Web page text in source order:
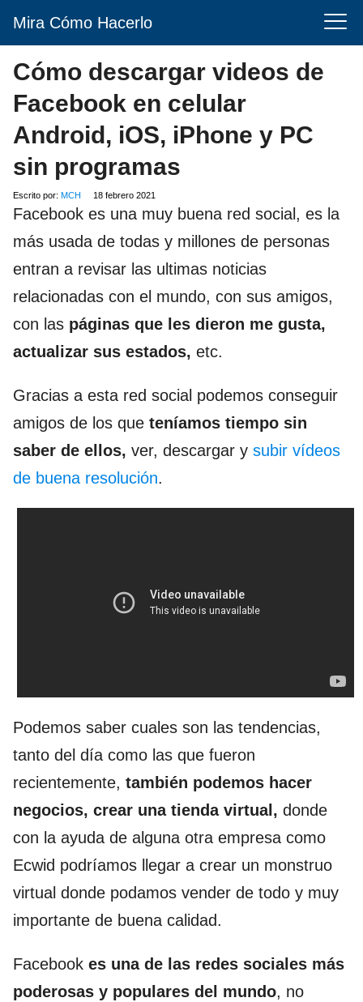
Mira Cómo Hacerlo
Cómo descargar videos de
Facebook en celular
Android, iOS, iPhone y PC
sin programas
Escrito por: MCH 18 febrero 2021
Facebook es una muy buena red social, es la
más usada de todas y millones de personas
entran a revisar las ultimas noticias
relacionadas con el mundo, con sus amigos,
con las páginas que les dieron me gusta,
actualizar sus estados, etc.
Gracias a esta red social podemos conseguir
amigos de los que teníamos tiempo sin
saber de ellos, ver, descargar y subir vídeos
de buena resolución.
Podemos saber cuales son las tendencias,
tanto del día como las que fueron
recientemente, también podemos hacer
negocios, crear una tienda virtual, donde
con la ayuda de alguna otra empresa como
Ecwid podríamos llegar a crear un monstruo
virtual donde podamos vender de todo y muy
importante de buena calidad.
Facebook es una de las redes sociales más
poderosas y populares del mundo, no